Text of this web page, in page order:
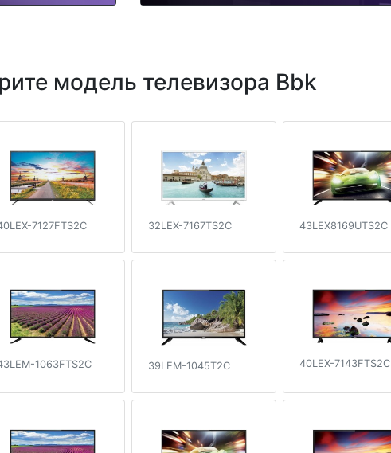
модель телевизора Bbk
7127FTS2C 32LEX-7167TS2C 43LEX8169UTS2C
1063FTS2C 39LEM-1045T2C 40LEX-7143FTS2C